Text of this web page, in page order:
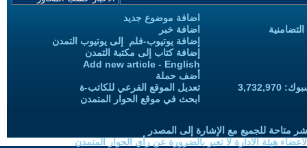
اضافة موضوع جديد
اضافة خبر
إضافة يوتيوب-فلم إلى يوتيوب التمدن
إضافة كتاب إلى مكتبة التمدن
Add new article - English
أضف حملة
تعديل الموقع الفرعي للكاتب-ة
ابحث في موقع الحوار المتمدن
متاحة للجميع مع الإشارة إلى المصدر
هيئة الادارة لا تعبر بالضرورة عن رأي الحوار المتمدن